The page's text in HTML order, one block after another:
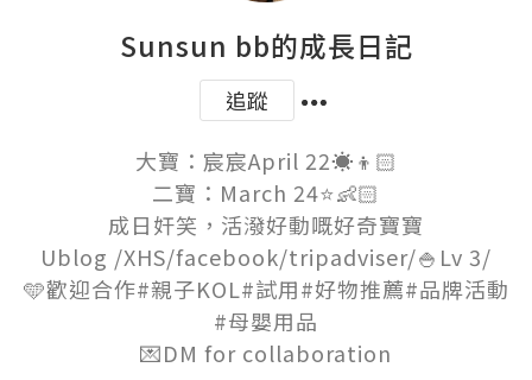
Sunsun bb的成長日記
追蹤
大寶：宸宸April 22☀️👦🏻
二寶：March 24⭐️👶🏻
成日奸笑，活潑好動嘅好奇寶寶
Ublog /XHS/facebook/tripadviser/🍚Lv 3/
🩵歡迎合作#親子KOL#試用#好物推薦#品牌活動
#母嬰用品
💌DM for collaboration